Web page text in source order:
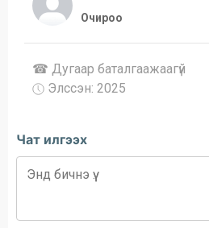
Очироо
☎ Дугаар баталгаажaaгүй
Элссэн: 2025
Чат илгээх